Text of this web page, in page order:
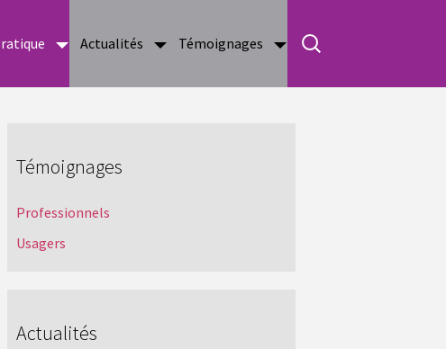
Actualités Témoignages
Témoignages
Professionnels
Usagers
Actualités